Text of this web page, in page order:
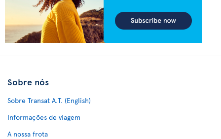
Sobre nós
Sobre Transat A.T. (English)
Informações de viagem
A nossa frota